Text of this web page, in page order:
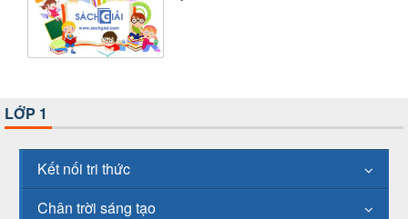
LỚP 1
Kết nối tri thức
Chân trời sáng tạo